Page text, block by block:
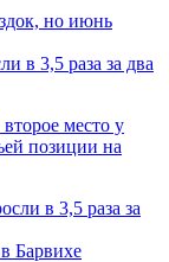
в 3,5 раза за два
место у
позиции на
Барвихе